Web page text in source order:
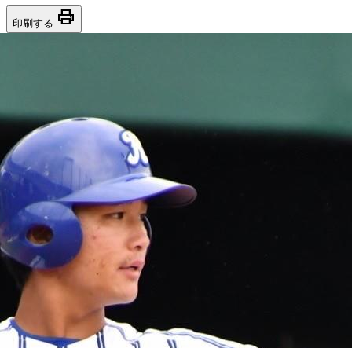
印刷する print